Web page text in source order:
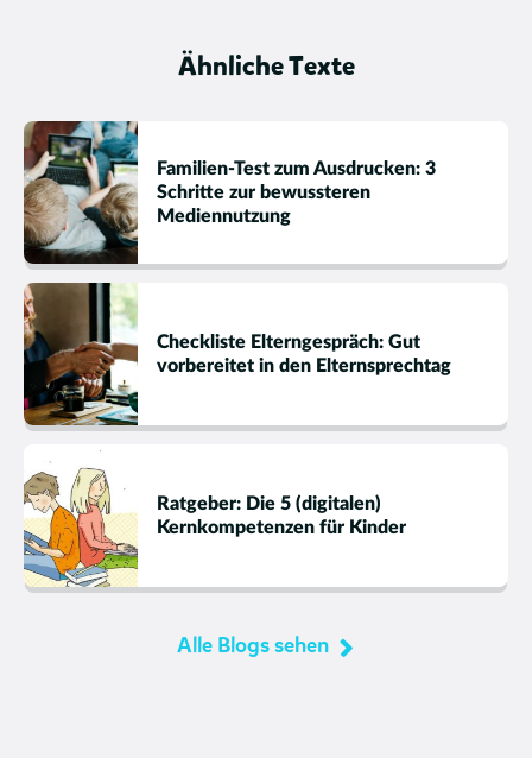
Ähnliche Texte
Familien-Test zum Ausdrucken: 3
Schritte zur bewussteren
Mediennutzung
Checkliste Elterngespräch: Gut
vorbereitet in den Elternsprechtag
Ratgeber: Die 5 (digitalen)
Kernkompetenzen für Kinder
Alle Blogs sehen